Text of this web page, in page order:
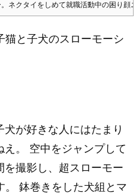
ネクタイをしめて就職活動中の困り顔
猫と子犬のスローモーシ
犬が好きな人にはたまり
え。 空中をジャンプして
を撮影し、超スローモー
。 鉢巻きをした犬組とマ